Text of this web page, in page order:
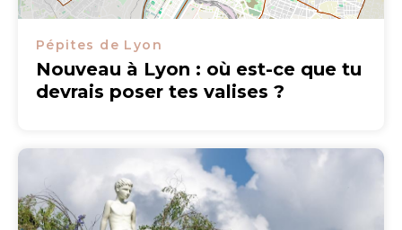
Pépites de Lyon
Nouveau à Lyon : où est-ce que tu
devrais poser tes valises ?